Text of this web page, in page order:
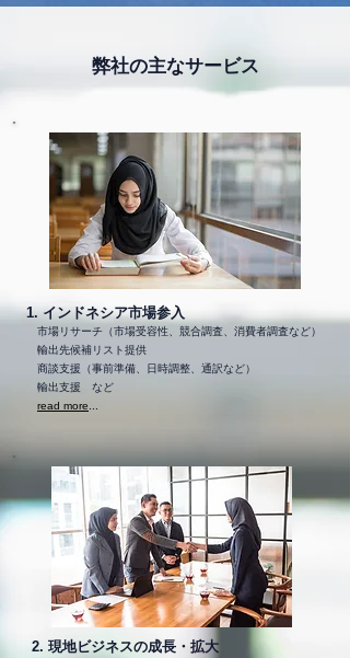
​弊社の主なサービス​
1. インドネシア市場参入
市場リサーチ（市場受容性、競合調査、消費者調査など）
輸出先候補リスト提供
商談支援（事前準備、日時調整、通訳など）
輸出支援 など
read more
2. 現地ビジネスの成長・拡大